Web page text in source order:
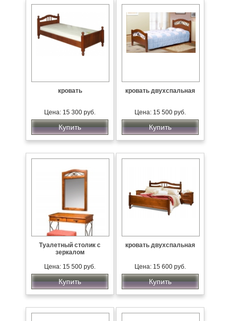
кровать
Цена: 15 300 руб.
Купить
кровать двухспальная
Цена: 15 500 руб.
Купить
Туалетный столик с
зеркалом
Цена: 15 500 руб.
Купить
кровать двухспальная
Цена: 15 600 руб.
Купить